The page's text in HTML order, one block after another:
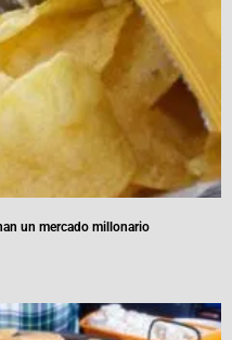
un mercado millonario